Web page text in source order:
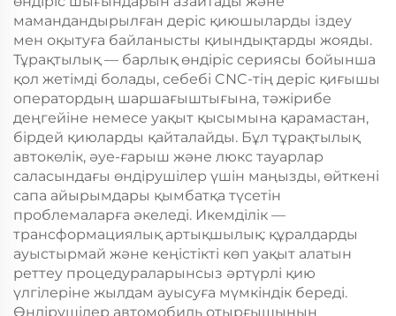
мамандандырылған деріс қиюшыларды іздеу
мен оқытуға байланысты қиындықтарды жояды.
Тұрақтылық — барлық өндіріс сериясы бойынша
қол жетімді болады, себебі CNC-тің деріс қиғышы
оператордың шаршағыштығына, тәжірибе
деңгейіне немесе уақыт қысымына қарамастан,
бірдей қиюларды қайталайды. Бұл тұрақтылық
автокөлік, әуе-ғарыш және люкс тауарлар
саласындағы өндірушілер үшін маңызды, өйткені
сапа айырымдары қымбатқа түсетін
проблемаларға әкеледі. Икемділік —
трансформациялық артықшылық: құралдарды
ауыстырмай және кеңістікті көп уақыт алатын
реттеу процедураларынсыз әртүрлі қию
үлгілеріне жылдам ауысуға мүмкіндік береді.
Өндірушілер автомобиль отырғышының